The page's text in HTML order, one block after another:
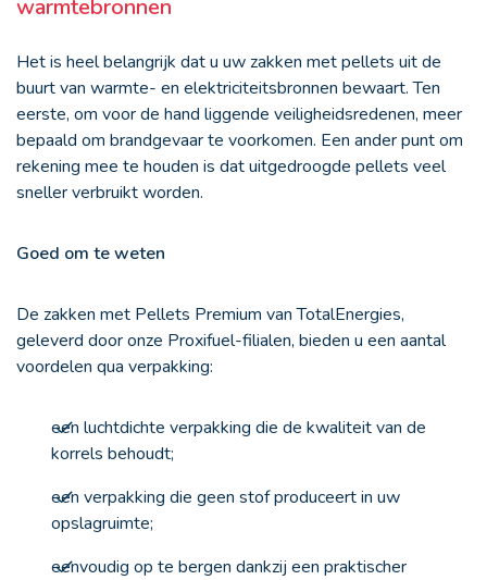
warmtebronnen
Het is heel belangrijk dat u uw zakken met pellets uit de
buurt van warmte- en elektriciteitsbronnen bewaart. Ten
eerste, om voor de hand liggende veiligheidsredenen, meer
bepaald om brandgevaar te voorkomen. Een ander punt om
rekening mee te houden is dat uitgedroogde pellets veel
sneller verbruikt worden.
Goed om te weten
De zakken met Pellets Premium van TotalEnergies,
geleverd door onze Proxifuel-filialen, bieden u een aantal
voordelen qua verpakking:
een luchtdichte verpakking die de kwaliteit van de
korrels behoudt;
een verpakking die geen stof produceert in uw
opslagruimte;
eenvoudig op te bergen dankzij een praktischer